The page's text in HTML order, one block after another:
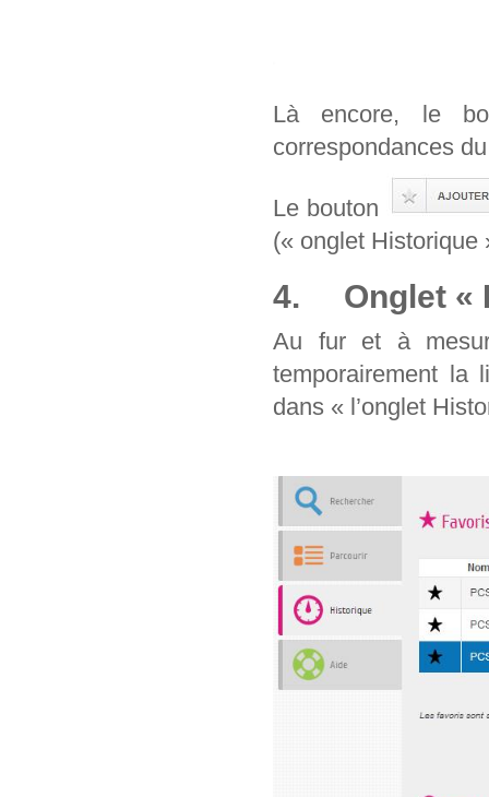
Là encore, le
correspondances
Le bouton
(« onglet Historique
4. Onglet «
Au fur et à
temporairement la
dans « l’onglet